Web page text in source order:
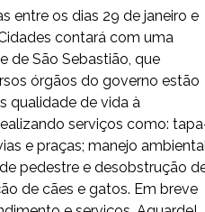
entre os dias 29 de janeiro e
contará com uma
de São Sebastião, que
órgãos do governo estão
qualidade de vida à
serviços como:
e praças; manejo
pedestre e desobstrução
de cães e gatos. Em breve